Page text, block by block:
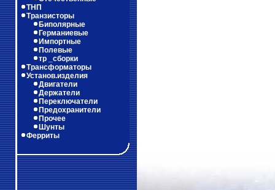
ТНП
Транзисторы
Биполярные
Германиевые
Импортные
Полевые
тр _сборки
Трансформаторы
Установ.изделия
Двигатели
Держатели
Переключатели
Предохранители
Прочее
Шунты
Ферриты